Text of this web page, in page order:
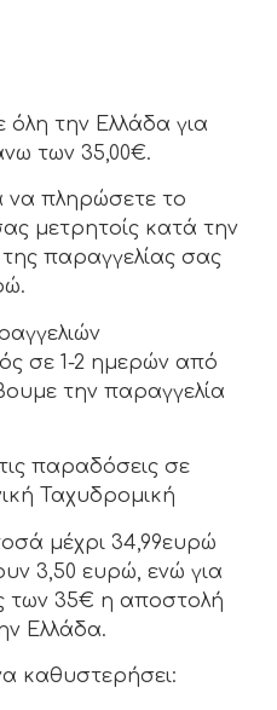
την Ελλάδα για
των 35,00€.
να πληρώσετε το
μετρητοίς κατά την
παραγγελίας σας
σε 1-2 ημερών από
την παραγγελία
παραδόσεις σε
Ταχυδρομική
μέχρι 34,99ευρώ
3,50 ευρώ, ενώ για
των 35€ η αποστολή
Ελλάδα.
καθυστερήσει: